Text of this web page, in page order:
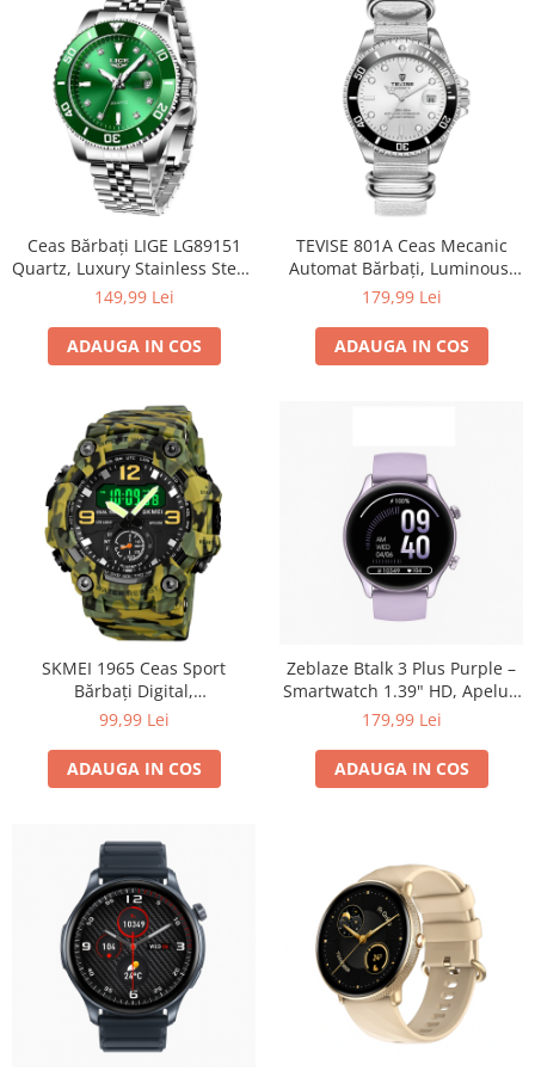
Ceas Bărbați LIGE LG89151
Quartz, Luxury Stainless Steel,
Waterproof 3ATM, Luminous,
149,99 Lei
ADAUGA IN COS
TEVISE 801A Ceas Mecanic
Automat Bărbați, Luminous,
Calendar Complet,
179,99 Lei
ADAUGA IN COS
SKMEI 1965 Ceas Sport
Bărbați Digital,
Multifuncțional, 5ATM
Cronometru, Lumină LED,
Calendar
99,99 Lei
ADAUGA IN COS
Zeblaze Btalk 3 Plus Purple –
Smartwatch 1.39" HD, Apeluri
Bluetooth, HR, SpO₂, Fitness,
179,99 Lei
ADAUGA IN COS